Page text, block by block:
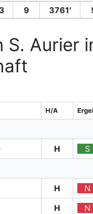
9 3761′
S. Aurier
H/A
H S
H N
H N